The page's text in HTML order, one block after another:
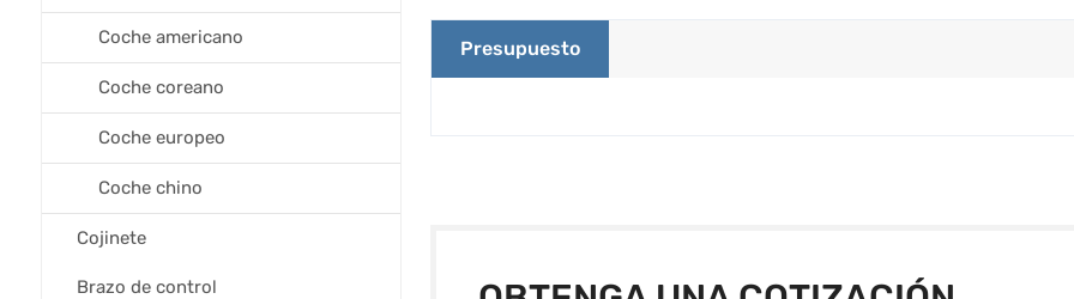
Presupuesto
Coche americano
Coche coreano
Coche europeo
Coche chino
Cojinete
Brazo de control